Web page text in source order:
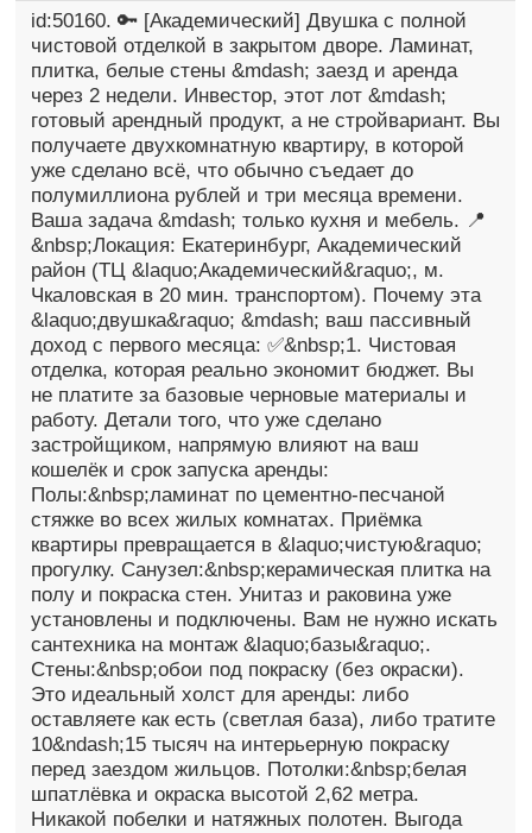
id:50160. 🔑 [Академический] Двушка с полной
чистовой отделкой в закрытом дворе. Ламинат,
плитка, белые стены &mdash; заезд и аренда
через 2 недели. Инвестор, этот лот &mdash;
готовый арендный продукт, а не стройвариант. Вы
получаете двухкомнатную квартиру, в которой
уже сделано всё, что обычно съедает до
полумиллиона рублей и три месяца времени.
Ваша задача &mdash; только кухня и мебель. 📍
&nbsp;Локация: Екатеринбург, Академический
район (ТЦ &laquo;Академический&raquo;, м.
Чкаловская в 20 мин. транспортом). Почему эта
&laquo;двушка&raquo; &mdash; ваш пассивный
доход с первого месяца: ✅&nbsp;1. Чистовая
отделка, которая реально экономит бюджет. Вы
не платите за базовые черновые материалы и
работу. Детали того, что уже сделано
застройщиком, напрямую влияют на ваш
кошелёк и срок запуска аренды:
Полы:&nbsp;ламинат по цементно-песчаной
стяжке во всех жилых комнатах. Приёмка
квартиры превращается в &laquo;чистую&raquo;
прогулку. Санузел:&nbsp;керамическая плитка на
полу и покраска стен. Унитаз и раковина уже
установлены и подключены. Вам не нужно искать
сантехника на монтаж &laquo;базы&raquo;.
Стены:&nbsp;обои под покраску (без окраски).
Это идеальный холст для аренды: либо
оставляете как есть (светлая база), либо тратите
10&ndash;15 тысяч на интерьерную покраску
перед заездом жильцов. Потолки:&nbsp;белая
шпатлёвка и окраска высотой 2,62 метра.
Никакой побелки и натяжных полотен. Выгода